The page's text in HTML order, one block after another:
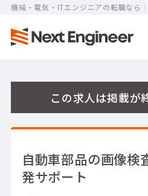
機械・電気・ITエンジニアの転職なら
この求人は掲載が
自動車部品の画像検
発サポート